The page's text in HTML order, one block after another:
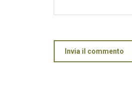
Invia il commento